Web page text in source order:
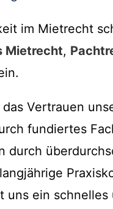
im Mietrecht
Mietrecht,
Vertrauen
fundiertes
durch
uns ein schnelles